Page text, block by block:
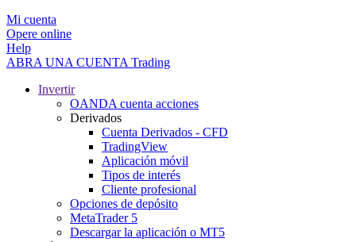
Mi cuenta
Opere online
Help
ABRA UNA CUENTA Trading
Invertir
OANDA cuenta acciones
Derivados
Cuenta Derivados - CFD
TradingView
Aplicación móvil
Tipos de interés
Cliente profesional
Opciones de depósito
MetaTrader 5
Descargar la aplicación o MT5